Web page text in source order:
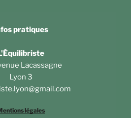
pratiques
Lacassagne
Lyon 3
légales